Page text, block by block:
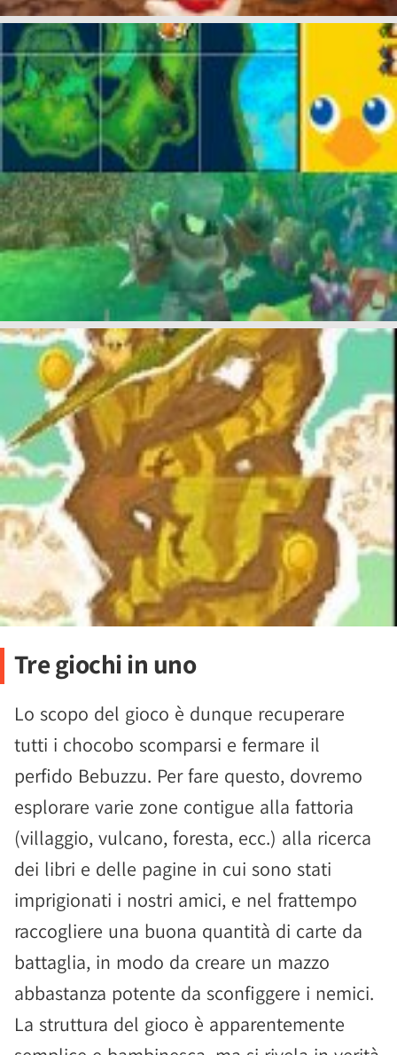
Tre giochi in uno
Lo scopo del gioco è dunque recuperare
tutti i chocobo scomparsi e fermare il
perfido Bebuzzu. Per fare questo, dovremo
esplorare varie zone contigue alla fattoria
(villaggio, vulcano, foresta, ecc.) alla ricerca
dei libri e delle pagine in cui sono stati
imprigionati i nostri amici, e nel frattempo
raccogliere una buona quantità di carte da
battaglia, in modo da creare un mazzo
abbastanza potente da sconfiggere i nemici.
La struttura del gioco è apparentemente